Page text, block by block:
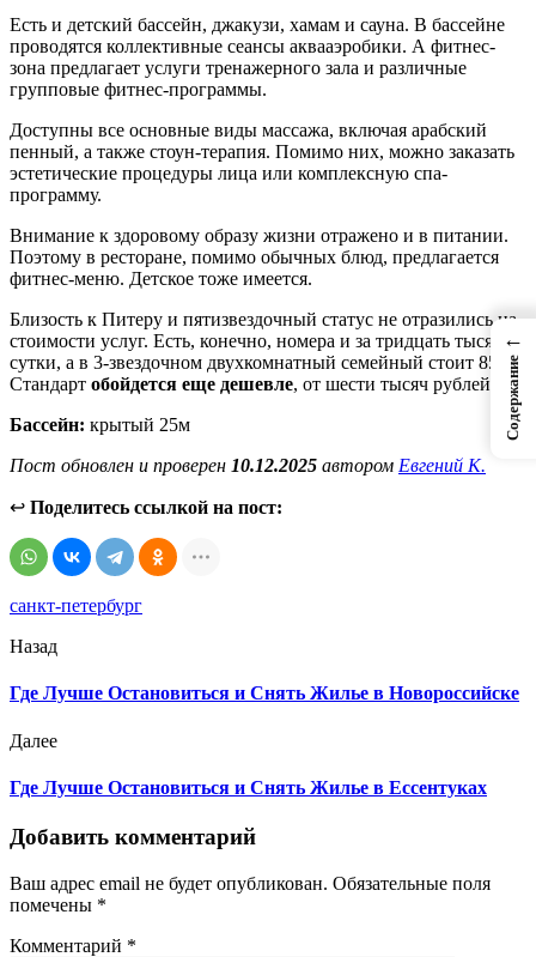
Есть и детский бассейн, джакузи, хамам и сауна. В бассейне
проводятся коллективные сеансы аквааэробики. А фитнес-
зона предлагает услуги тренажерного зала и различные
групповые фитнес-программы.
Доступны все основные виды массажа, включая арабский
пенный, а также стоун-терапия. Помимо них, можно заказать
эстетические процедуры лица или комплексную спа-
программу.
Внимание к здоровому образу жизни отражено и в питании.
Поэтому в ресторане, помимо обычных блюд, предлагается
фитнес-меню. Детское тоже имеется.
Близость к Питеру и пятизвездочный статус не отразились на
стоимости услуг. Есть, конечно, номера и за тридцать тысяч в
сутки, а в 3-звездочном двухкомнатный семейный стоит 8500.
Стандарт обойдется еще дешевле, от шести тысяч рублей.
Бассейн: крытый 25м
Пост обновлен и проверен 10.12.2025 автором Евгений К.
↩ Поделитесь ссылкой на пост:
санкт-петербург
Назад
Где Лучше Остановиться и Снять Жилье в Новороссийске
Далее
Где Лучше Остановиться и Снять Жилье в Ессентуках
Добавить комментарий
Ваш адрес email не будет опубликован. Обязательные поля
помечены *
Комментарий *
←
Содержание